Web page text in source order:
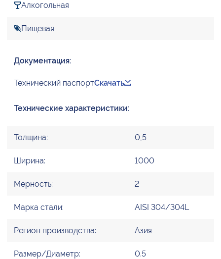
Алкогольная
Пищевая
Документация:
Технический паспортСкачать
Технические характеристики:
Толщина: 0,5
Ширина: 1000
Мерность: 2
Марка стали: AISI 304/304L
Регион производства: Азия
Размер/Диаметр: 0.5